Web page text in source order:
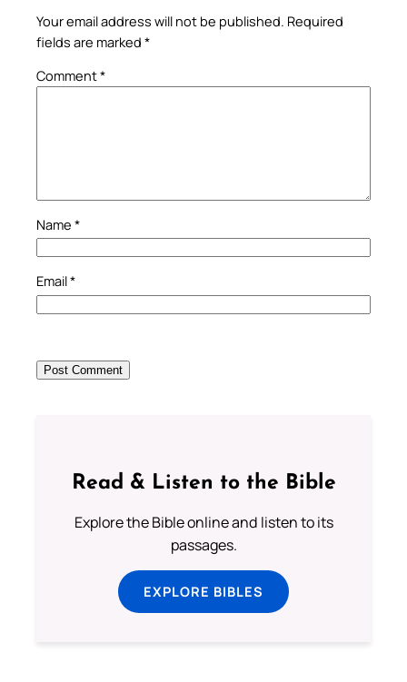
Your email address will not be published. Required
fields are marked *
Comment*
Name *
Email*
Read & Listen to the Bible
Explore the Bible online and listen to its
passages.
EXPLORE BIBLES